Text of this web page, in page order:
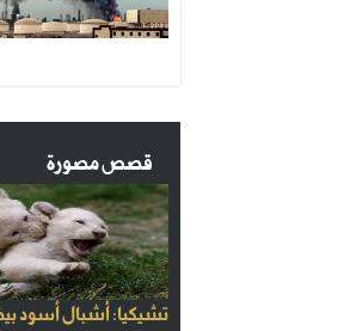
قصص مصورة
تشيكيا: أشبال أسود